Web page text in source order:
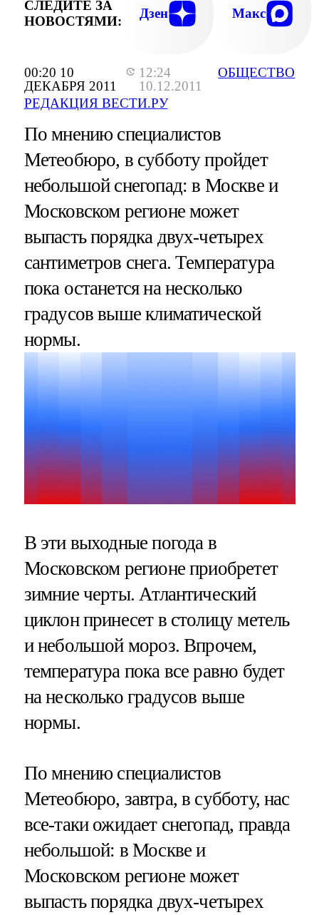
00:20 10
ДЕКАБРЯ 2011
12:24
10.12.2011
РЕДАКЦИЯ ВЕСТИ.РУ
ОБЩЕСТВО
СЛЕДИТЕ ЗА
НОВОСТЯМИ:
Дзен Макс
По мнению специалистов
Метеобюро, в субботу пройдет
небольшой снегопад: в Москве и
Московском регионе может
выпасть порядка двух-четырех
сантиметров снега. Температура
пока останется на несколько
градусов выше климатической
нормы.
В эти выходные погода в
Московском регионе приобретет
зимние черты. Атлантический
циклон принесет в столицу метель
и небольшой мороз. Впрочем,
температура пока все равно будет
на несколько градусов выше
нормы.
По мнению специалистов
Метеобюро, завтра, в субботу, нас
все-таки ожидает снегопад, правда
небольшой: в Москве и
Московском регионе может
выпасть порядка двух-четырех